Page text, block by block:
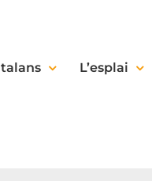
L’esplai